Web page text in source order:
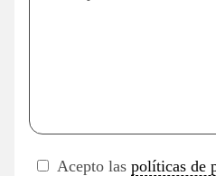
Acepto las políticas de